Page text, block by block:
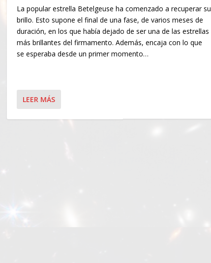
La popular estrella Betelgeuse ha comenzado a recuperar su
brillo. Esto supone el final de una fase, de varios meses de
duración, en los que había dejado de ser una de las estrellas
más brillantes del firmamento. Además, encaja con lo que
se esperaba desde un primer momento…
LEER MÁS